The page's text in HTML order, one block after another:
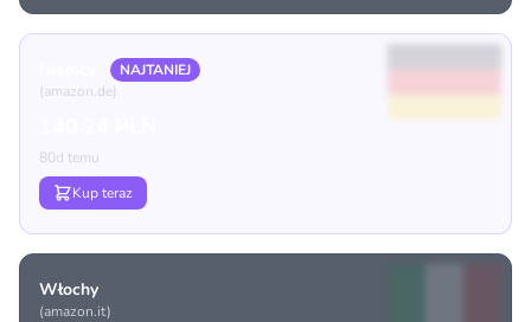
NAJTANIEJ
(amazon.de)
80d temu
Kup teraz
Włochy
(amazon.it)